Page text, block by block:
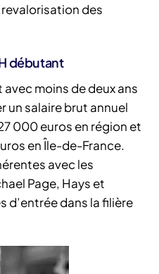
des
débutant
moins de deux ans
un salaire brut annuel
000 euros en région et
en Île-de-France.
avec les
Page, Hays et
d’entrée dans la filière